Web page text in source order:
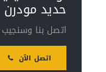
حديد مودرن
اتصل بنا
اتصل الآن